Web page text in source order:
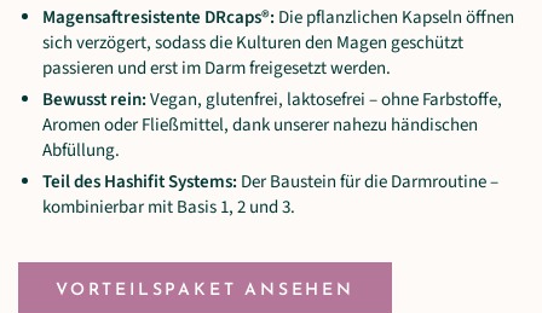
Magensaftresistente DRcaps®: Die pflanzlichen Kapseln öffnen
sich verzögert, sodass die Kulturen den Magen geschützt
passieren und erst im Darm freigesetzt werden.
Bewusst rein:Vegan, glutenfrei, laktosefrei – ohne Farbstoffe,
Aromen oder Fließmittel, dank unserer nahezu händischen
Abfüllung.
Teil des Hashifit Systems: Der Baustein für die Darmroutine –
kombinierbar mit Basis 1, 2 und 3.
VORTEILSPAKET ANSEHEN